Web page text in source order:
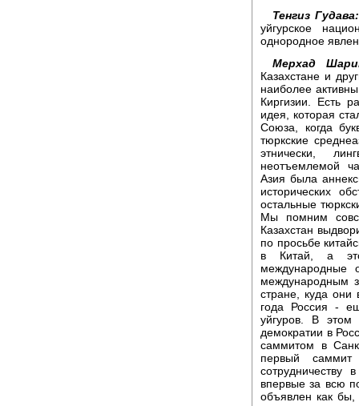
Тенгиз Гудава:
уйгурское
однородное
Мерхад
Казахстане и
наиболее
Киргизии. Есть
идея, которая
Союза, когда
тюркские
этнически,
неотъемлемой
Азия была
исторических
остальные
Мы помним
Казахстан
по просьбе
в Китай, а
международные
международным
стране, куда
года Россия -
уйгуров. В этом
демократии в
саммитом в
первый
сотрудничеству
впервые за всю
объявлен как